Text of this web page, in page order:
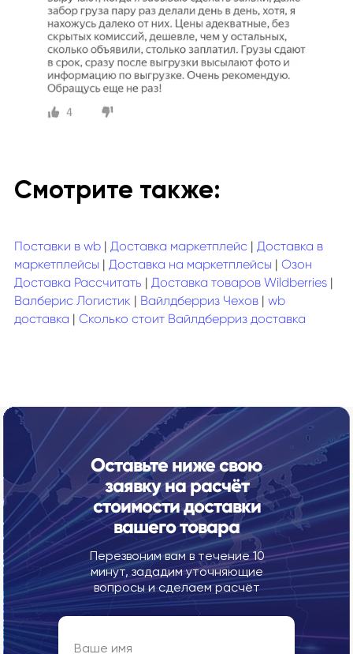
Смотрите также:
Поставки в wb | Доставка маркетплейс | Доставка в
маркетплейсы | Доставка на маркетплейсы | Озон
Доставка Рассчитать | Доставка товаров Wildberries |
Валберис Логистик | Вайлдберриз Чехов | wb
доставка | Сколько стоит Вайлдберриз доставка
Перезвоним вам в течение 10
минут, зададим уточняющие
вопросы и сделаем расчёт
Оставьте ниже свою
заявку на расчёт
стоимости доставки
вашего товара